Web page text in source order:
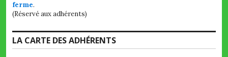
ferme.
(Réservé aux adhérents)
LA CARTE DES ADHÉRENTS